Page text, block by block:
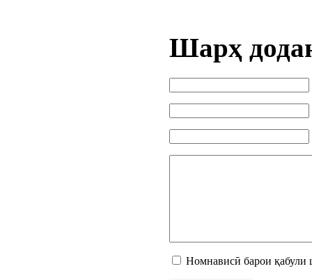
Шарҳ
Номнависӣ барои қабули